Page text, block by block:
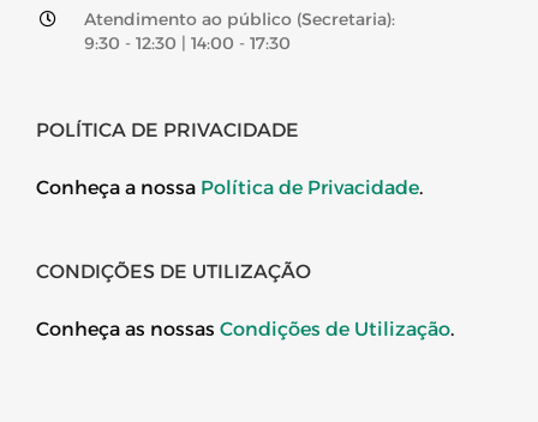
Atendimento ao público (Secretaria):
9:30 - 12:30 | 14:00 - 17:30
POLÍTICA DE PRIVACIDADE
Conheça a nossa Política de Privacidade.
CONDIÇÕES DE UTILIZAÇÃO
Conheça as nossas Condições de Utilização.